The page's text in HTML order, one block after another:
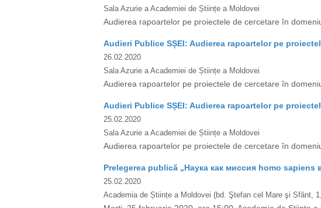
Sala Azurie a Academiei de Științe a Moldovei
Audierea rapoartelor pe proiectele de cercetare în
Audieri Publice SȘEI: Audierea rapoartelor pe
26.02.2020
Sala Azurie a Academiei de Științe a Moldovei
Audierea rapoartelor pe proiectele de cercetare în
Audieri Publice SȘEI: Audierea rapoartelor pe
25.02.2020
Sala Azurie a Academiei de Științe a Moldovei
Audierea rapoartelor pe proiectele de cercetare în
Prelegerea publică „Наука как миссия homo sapiens
25.02.2020
Academia de Științe a Moldovei (bd. Ştefan cel Mare şi Sfânt,